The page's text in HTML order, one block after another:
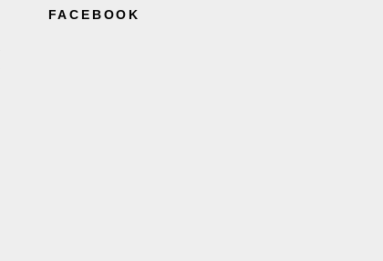
FACEBOOK